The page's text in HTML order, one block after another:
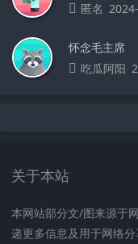
匿名
怀念毛主席
吃瓜阿阳
关于本站
本网站部分文/图来源于
递更多信息及用于网络